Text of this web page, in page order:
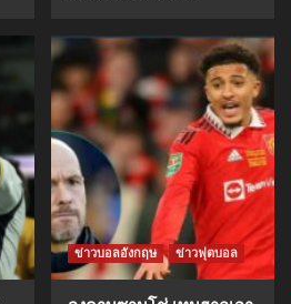
ข่าวบอลอังกฤษ ข่าวฟุตบอล